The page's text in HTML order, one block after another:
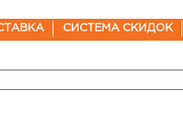
СИСТЕМА СКИДОК